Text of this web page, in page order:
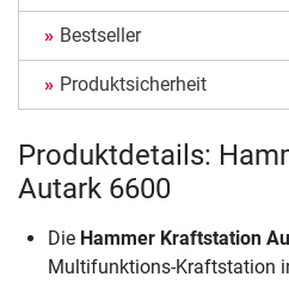
Bestseller
Produktsicherheit
Produktdetails:
Autark 6600
Die Hammer Kraftstation
Multifunktions-Kraftstation